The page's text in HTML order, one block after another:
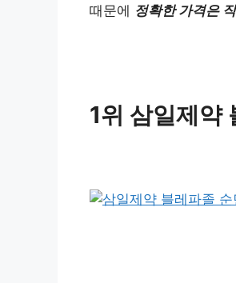
때문에 정확한 가격은
1위 삼일제약